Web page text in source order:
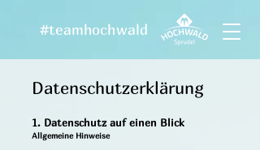
#teamhochwald
Datenschutzerklärung
1. Datenschutz auf einen Blick
Allgemeine Hinweise